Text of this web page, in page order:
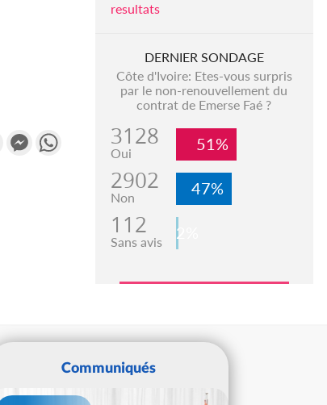
Gmail MessengerWhatsApp
resultats
DERNIER SONDAGE
Côte d'Ivoire: Etes-vous surpris
par le non-renouvellement du
contrat de Emerse Faé ?
3128
Oui 51%
2902
Non 47%
112
Sans avis 2%
Communiqués